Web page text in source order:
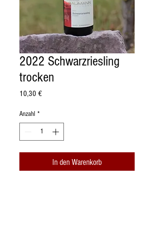
2022 Schwarzriesling
trocken
10,30 €Preis
Anzahl *
In den Warenkorb